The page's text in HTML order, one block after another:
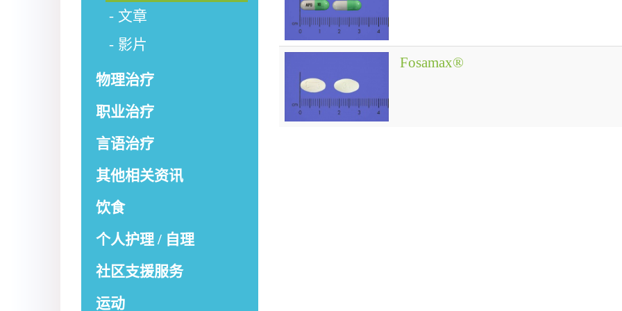
文章
影片
物理治疗
职业治疗
言语治疗
其他相关资讯
饮食
个人护理 / 自理
社区支援服务
运动
Fosamax®